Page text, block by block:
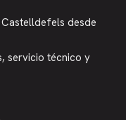
desde
servicio técnico y